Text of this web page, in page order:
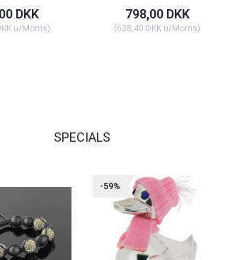
DKK
u/Moms)
798,00 DKK
(638,40 DKK u/Moms)
SPECIALS
-59%